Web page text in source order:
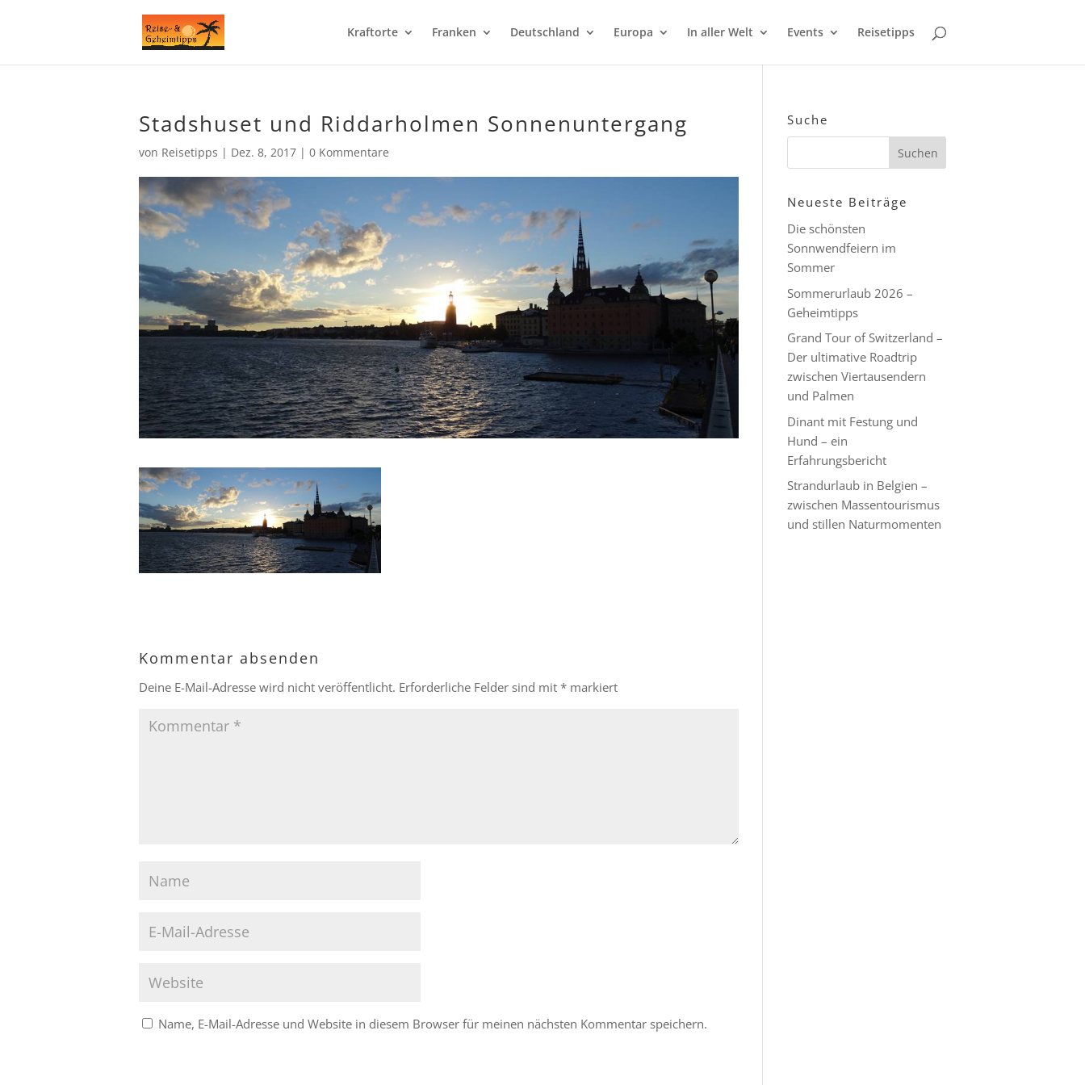
Kraftorte Franken Deutschland Europa In aller Welt Events Reisetipps
Stadshuset und Riddarholmen Sonnenuntergang
von Reisetipps | Dez. 8, 2017| 0 Kommentare
Kommentar absenden
Deine E-Mail-Adresse wird nicht veröffentlicht. Erforderliche Felder sind mit *markiert
Name, E-Mail-Adresse und Website in diesem Browser für meinen nächsten Kommentar speichern.
Suche
Neueste Beiträge
Die schönsten
Sonnwendfeiern im
Sommer
Sommerurlaub 2026 –
Geheimtipps
Grand Tour of Switzerland –
Der ultimative Roadtrip
zwischen Viertausendern
und Palmen
Dinant mit Festung und
Hund – ein
Erfahrungsbericht
Strandurlaub in Belgien –
zwischen Massentourismus
und stillen Naturmomenten